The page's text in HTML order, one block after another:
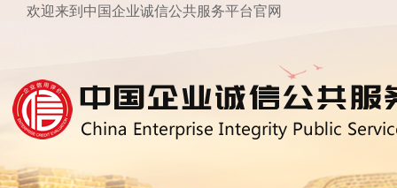
欢迎来到中国企业诚信公共服务平台官网